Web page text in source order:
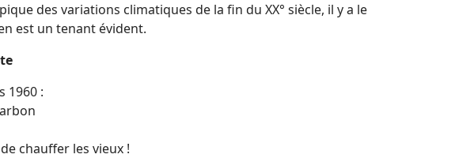
des variations climatiques de la fin du XX° siècle, il y a le
est un tenant évident.
1960 :
chauffer les vieux !